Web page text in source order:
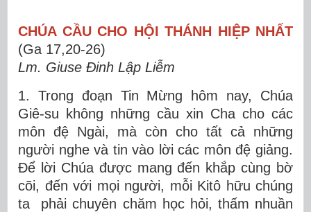
CHÚA CẦU CHO HỘI THÁNH HIỆP NHẤT
(Ga 17,20-26)
Lm. Giuse Đinh Lập Liễm
1. Trong đoạn Tin Mừng hôm nay, Chúa
Giê-su không những cầu xin Cha cho các
môn đệ Ngài, mà còn cho tất cả những
người nghe và tin vào lời các môn đệ giảng.
Để lời Chúa được mang đến khắp cùng bờ
cõi, đến với mọi người, mỗi Kitô hữu chúng
ta phải chuyên chăm học hỏi, thấm nhuần